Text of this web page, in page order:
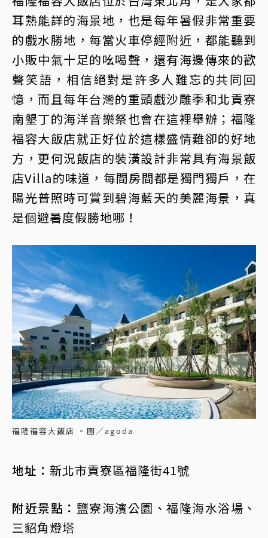
耳熟能詳的海景地，也是每年暑假非常重要
的戲水勝地，每當火車停經附近，都能聽到
小販中氣十足的吆喝聲，還有海邊傳來的歡
聲笑語，相信絕對是許多人難忘的共同回
憶，而且每年台灣的重頭戲沙雕季和北貢寮
南墾丁的海洋音樂祭也會在這裡舉辦；福隆
福容大飯店就正好位於這樣盛情難卻的好地
方，更何況飯店的裝潢設計非常具有海景飯
店Villa的味道，每間房間都是獨門獨戶，在
陽光普照時可賞到碧海藍天的美麗海景，真
是個避暑度假勝地哪！
福隆福容大飯店 。圖／agoda
地址： 新北市貢寮區福隆街41號
附近景點： 鹽寮海濱公園、福隆海水浴場、
三貂角燈塔